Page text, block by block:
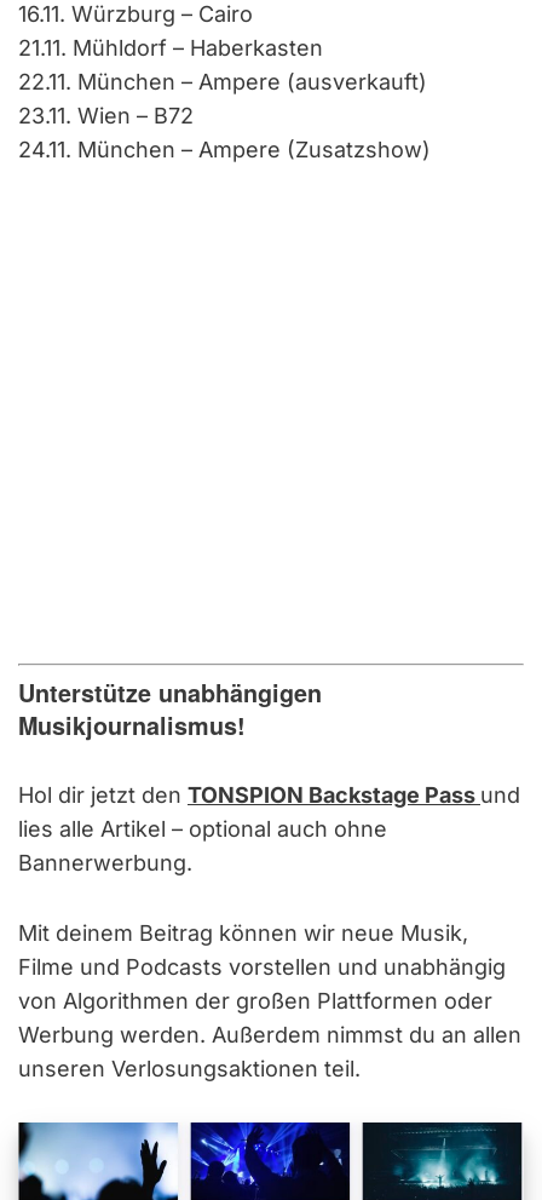
16.11. Würzburg – Cairo
21.11. Mühldorf – Haberkasten
22.11. München – Ampere (ausverkauft)
23.11. Wien – B72
24.11. München – Ampere (Zusatzshow)
Unterstütze unabhängigen
Musikjournalismus!
Hol dir jetzt den TONSPION Backstage Pass und
lies alle Artikel – optional auch ohne
Bannerwerbung.
Mit deinem Beitrag können wir neue Musik,
Filme und Podcasts vorstellen und unabhängig
von Algorithmen der großen Plattformen oder
Werbung werden. Außerdem nimmst du an allen
unseren Verlosungsaktionen teil.